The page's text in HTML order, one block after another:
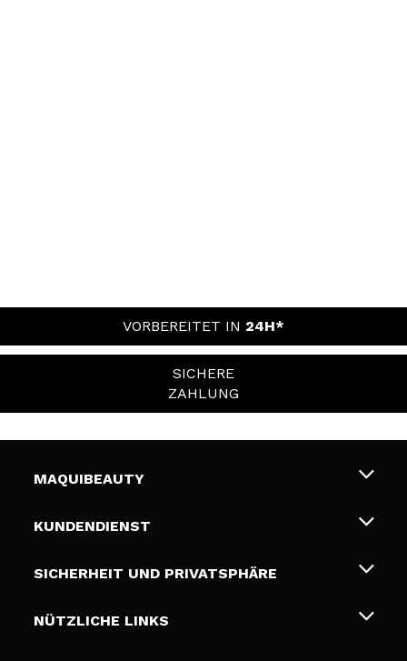
VORBEREITET IN 24H*
SICHERE
ZAHLUNG
MAQUIBEAUTY
Über uns
Geschenkkarten
KUNDENDIENST
Liefer- und Versandkosten
Zahlung
SICHERHEIT UND PRIVATSPHÄRE
Bedingungen und Datenschutz
NÜTZLICHE LINKS